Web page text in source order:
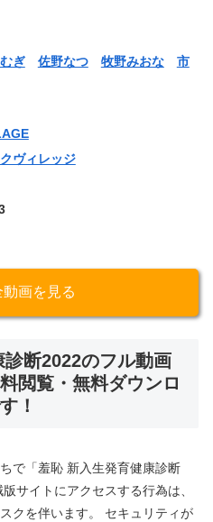
ぎ 佐野なつ 牧野みおな
市
ヴィレッジ
画を見る
断2022のフル動画
閲覧・無料ダウンロ
！
で「羞恥 新入生発育健康診断
サイトにアクセスする行為は、
クを伴います。 セキュリティが